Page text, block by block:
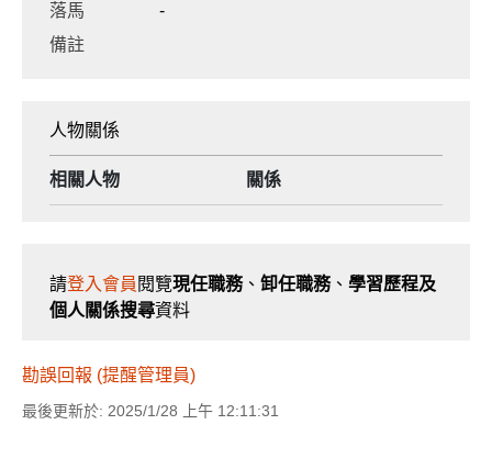
落馬
-
備註
人物關係
相關人物 關係
請登入會員 閱覽現任職務、 卸任職務、 學習歷程及
個人關係搜尋資料
勘誤回報 (提醒管理員)
最後更新於: 2025/1/28 上午 12:11:31